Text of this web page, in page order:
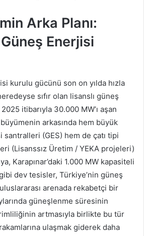
Arka Planı:
Enerjisi
kurulu gücünü son on yılda hızla
sıfır olan lisanslı güneş
itibarıyla 30.000 MW’ı aşan
arkasında hem büyük
(GES) hem de çatı tipi
(Lisanssız Üretim / YEKA projeleri)
Karapınar’daki 1.000 MW kapasiteli
dev tesisler, Türkiye’nin güneş
arenada rekabetçi bir
güneşlenme süresinin
artmasıyla birlikte bu tür
ulaşmak giderek daha